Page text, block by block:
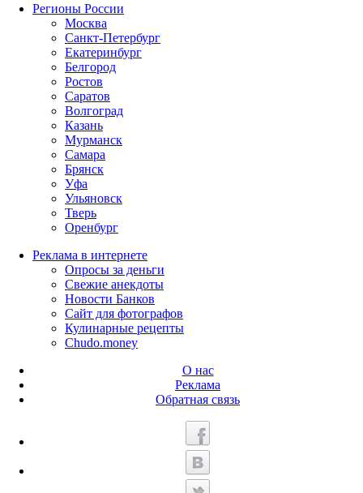
Регионы России
Москва
Санкт-Петербург
Екатеринбург
Белгород
Ростов
Саратов
Волгоград
Казань
Мурманск
Самара
Брянск
Уфа
Ульяновск
Тверь
Оренбург
Реклама в интернете
Опросы за деньги
Свежие анекдоты
Новости Банков
Сайт для фотографов
Кулинарные рецепты
Chudo.money
О нас
Реклама
Обратная связь